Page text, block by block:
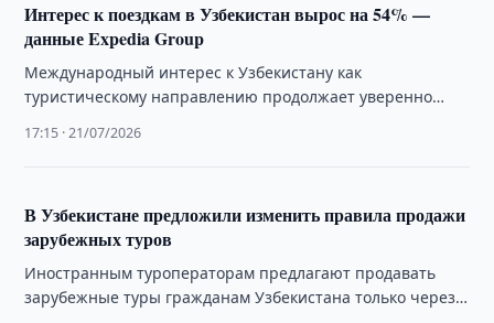
Интерес к поездкам в Узбекистан вырос на 54% —
данные Expedia Group
Международный интерес к Узбекистану как
туристическому направлению продолжает уверенно
количество поисковых запросов, связанных …
17:15 · 21/07/2026
В Узбекистане предложили изменить правила продажи
зарубежных туров
Иностранным туроператорам предлагают продавать
зарубежные туры гражданам Узбекистана только через